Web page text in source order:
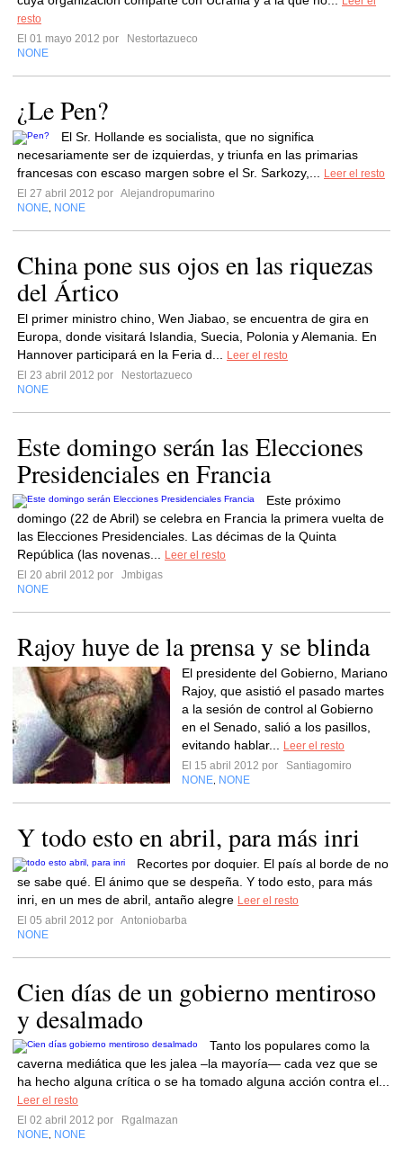
resto
El 01 mayo 2012 por
Nestortazueco
NONE
¿Le Pen?
El Sr. Hollande es socialista, que no significa
necesariamente ser de izquierdas, y triunfa en las primarias
francesas con escaso margen sobre el Sr. Sarkozy,...
Leer el resto
El 27 abril 2012 por Alejandropumarino
NONE NONE
China pone sus ojos en las riquezas
del Ártico
El primer ministro chino, Wen Jiabao, se encuentra de gira en
Europa, donde visitará Islandia, Suecia, Polonia y Alemania. En
Hannover participará en la Feria d...
Leer el resto
El 23 abril 2012 por
Nestortazueco
NONE
Este domingo serán las Elecciones
Presidenciales en Francia
Este próximo
domingo (22 de Abril) se celebra en Francia la primera vuelta de
las Elecciones Presidenciales. Las décimas de la Quinta
República (las novenas...
Leer el resto
El 20 abril 2012 por
Jmbigas
NONE
Rajoy huye de la prensa y se blinda
El presidente del Gobierno, Mariano
Rajoy, que asistió el pasado martes
a la sesión de control al Gobierno
en el Senado, salió a los pasillos,
evitando hablar...
Leer el resto
El 15 abril 2012 por
Santiagomiro
NONE NONE
Y todo esto en abril, para más inri
Recortes por doquier. El país al borde de no
se sabe qué. El ánimo que se despeña. Y todo esto, para más
inri, en un mes de abril, antaño alegre Leer el resto
El 05 abril 2012 por Antoniobarba
NONE
Cien días de un gobierno mentiroso
y desalmado
Tanto los populares como la
caverna mediática que les jalea –la mayoría— cada vez que se
ha hecho alguna crítica o se ha tomado alguna acción contra el...
Leer el resto
El 02 abril 2012 por
Rgalmazan
NONE NONE